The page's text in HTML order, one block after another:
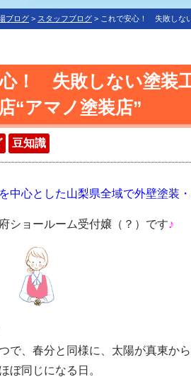
ブログ > スタッフブログ > これで安心！ 失敗しな
！ 失敗しない塗装
“アマノ塗装店”
豆知識
中心とした山梨県全域で外壁塗装
ショールーム受付嬢（？）です♪
で、春分と同様に、太陽が真東か
ぼ同じになる日。